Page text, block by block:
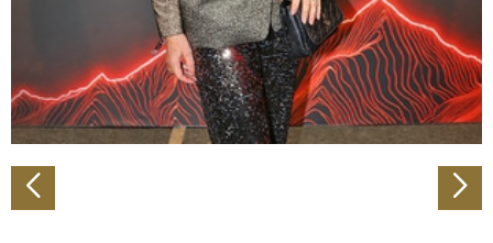
Wir verwenden Cookies, um Inhalte und Anzeigen zu
personalisieren, Funktionen für soziale Medien anbieten
zu können und die Zugriffe auf unsere Website zu
analysieren. Außerdem geben wir Informationen zu Ihrer
Verwendung unserer Website an unsere Partner für
soziale Medien, Werbung und Analysen weiter. Unsere
Partner führen diese Informationen möglicherweise mit